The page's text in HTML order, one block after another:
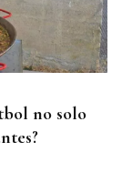
no solo